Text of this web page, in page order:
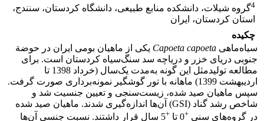
4گروه شیلات، دانشکده منابع طبیعی، دانشگاه کردستان، سنندج،
استان کردستان، ایران
چکیده
سیاه‌ماهی Capoeta capoeta یکی از ماهیان بومی ایران در حوضة
جنوبی دریای خزر و دریاچه سد سنگ‌سیاه کردستان است. برای
مطالعه تولیدمثل این گونه به‌مدت یک‌سال (خرداد 1398 تا
اردیبهشت 1399) ماهانه با تور گوشگیر نمونه‌برداری صورت گرفت.
سپس ماهیان صید شده، زیست‌سنجی و تعیین جنسیت شد و
شاخص رشد گناد (GSI) آن‌ها اندازه‌گیری شدند. ماهیان صید شده
در گروه‌های سنی +0 تا +
5 سال قرار داشتند. نسبت جنسی آن‌ها